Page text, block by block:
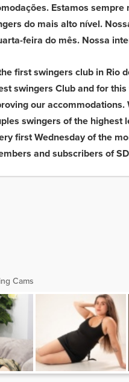
Estamos
do mais alto nível.
feira do mês. Nossa
first swingers club in Rio
swingers Club and for
our
swingers of the highest
first Wednesday of the
and subscribers of
Cams